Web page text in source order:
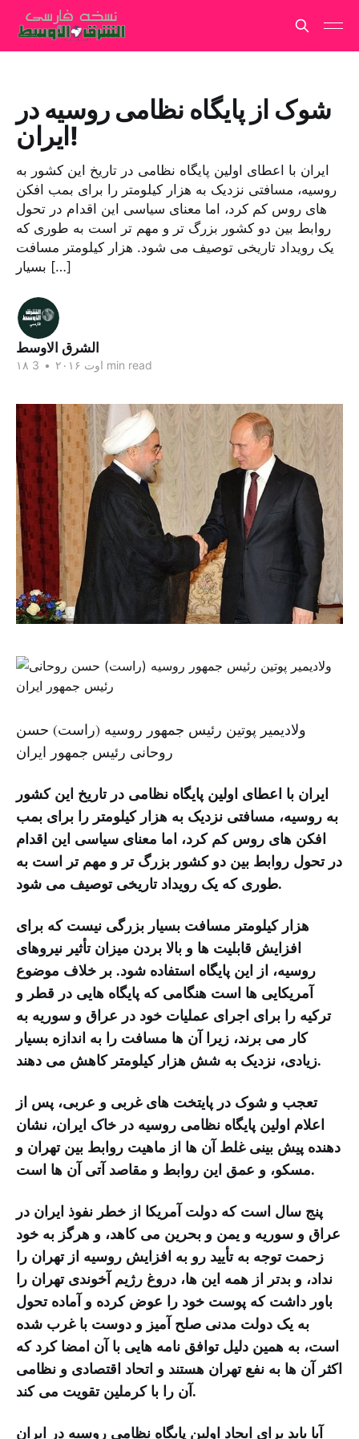
شوک از پایگاه نظامی روسیه در
ایران!
ایران با اعطای اولین پایگاه نظامی در تاریخ این کشور به
روسیه، مسافتی نزدیک به هزار کیلومتر را برای بمب افکن
های روس کم کرد، اما معنای سیاسی این اقدام در تحول
روابط بین دو کشور بزرگ تر و مهم تر است به طوری که
یک رویداد تاریخی توصیف می شود. هزار کیلومتر مسافت
بسیار […]
الشرق الاوسط
۱۸ اوت ۲۰۱۶ • 3 min read
ولادیمیر پوتین رئیس جمهور روسیه (راست) حسن
روحانی رئیس جمهور ایران
ایران با اعطای اولین پایگاه نظامی در تاریخ این کشور
به روسیه، مسافتی نزدیک به هزار کیلومتر را برای بمب
افکن های روس کم کرد، اما معنای سیاسی این اقدام
در تحول روابط بین دو کشور بزرگ تر و مهم تر است به
طوری که یک رویداد تاریخی توصیف می شود.
هزار کیلومتر مسافت بسیار بزرگی نیست که برای
افزایش قابلیت ها و بالا بردن میزان تأثیر نیروهای
روسیه، از این پایگاه استفاده شود. بر خلاف موضوع
آمریکایی ها است هنگامی که پایگاه هایی در قطر و
ترکیه را برای اجرای عملیات خود در عراق و سوریه به
کار می برند، زیرا آن ها مسافت را به اندازه بسیار
زیادی، نزدیک به شش هزار کیلومتر کاهش می دهند.
تعجب و شوک در پایتخت های غربی و عربی، پس از
اعلام اولین پایگاه نظامی روسیه در خاک ایران، نشان
دهنده پیش بینی غلط آن ها از ماهیت روابط بین تهران و
مسکو، و عمق این روابط و مقاصد آتی آن ها است.
پنج سال است که دولت آمریکا از خطر نفوذ ایران در
عراق و سوریه و یمن و بحرین می کاهد، و هرگز به خود
زحمت توجه به تأیید رو به افزایش روسیه از تهران را
نداد، و بدتر از همه این ها، دروغ رژیم آخوندی تهران را
باور داشت که پوست خود را عوض کرده و آماده تحول
به یک دولت مدنی صلح آمیز و دوست با غرب شده
است، به همین دلیل توافق نامه هایی با آن امضا کرد که
اکثر آن ها به نفع تهران هستند و اتحاد اقتصادی و نظامی
آن را با کرملین تقویت می کند.
آیا باید برای ایجاد اولین پایگاه نظامی روسیه در ایران